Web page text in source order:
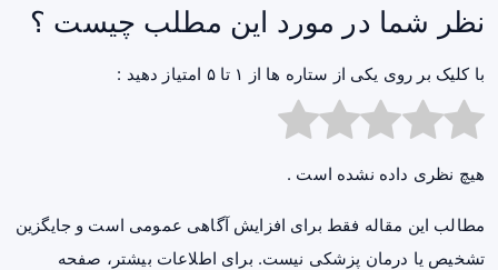
نظر شما در مورد این مطلب چیست ؟
با کلیک بر روی یکی از ستاره ها از ۱ تا ۵ امتیاز دهید :
هیچ نظری داده نشده است .
مطالب این مقاله فقط برای افزایش آگاهی عمومی است و جایگزین
تشخیص یا درمان پزشکی نیست. برای اطلاعات بیشتر، صفحه